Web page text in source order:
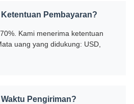
Pembayaran?
Kami menerima ketentuan
uang yang didukung: USD,
Pengiriman?